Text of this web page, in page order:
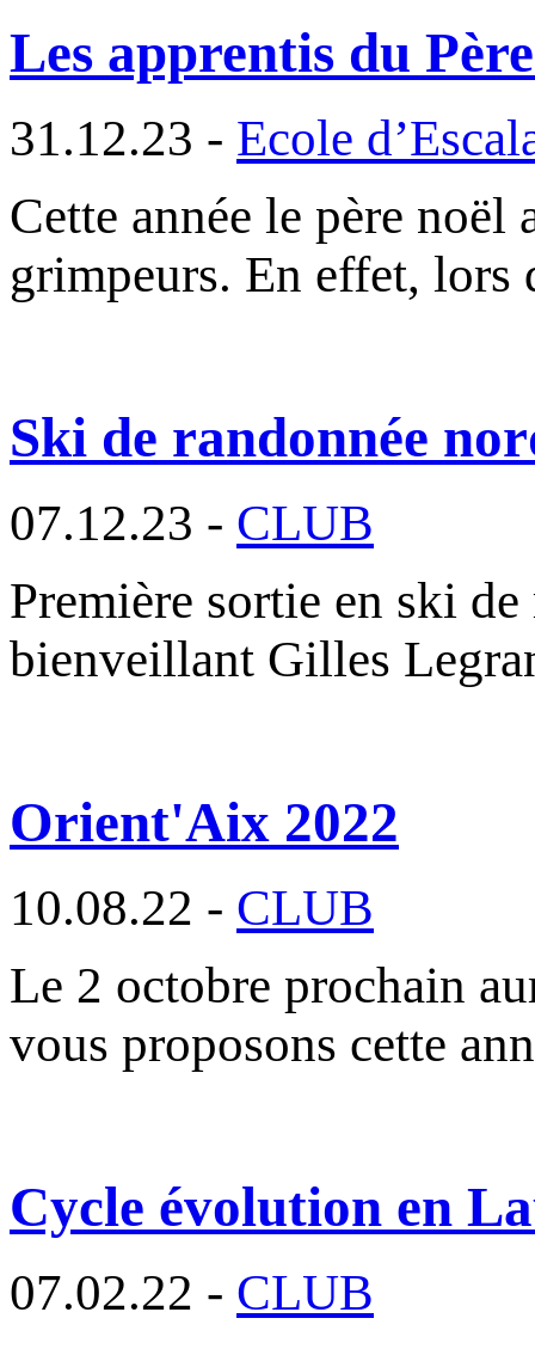
Les apprentis du
31.12.23 - Ecole
Cette année le père noël
grimpeurs. En effet, lors
Ski de randonnée
07.12.23 - CLUB
Première sortie en ski
bienveillant Gilles
Orient'Aix 2022
10.08.22 - CLUB
Le 2 octobre prochain
vous proposons cette
Cycle évolution en
07.02.22 - CLUB